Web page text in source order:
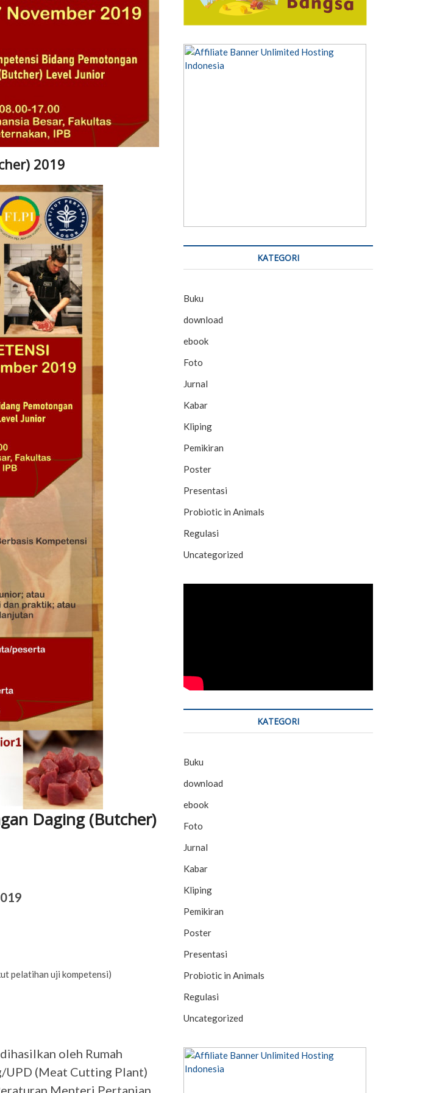
2019
Daging (Butcher)
pelatihan uji kompetensi)
oleh Rumah
UPD (Meat Cutting Plant)
Menteri Pertanian
KATEGORI
Buku
download
ebook
Foto
Jurnal
Kabar
Kliping
Pemikiran
Poster
Presentasi
Probiotic in Animals
Regulasi
Uncategorized
KATEGORI
Buku
download
ebook
Foto
Jurnal
Kabar
Kliping
Pemikiran
Poster
Presentasi
Probiotic in Animals
Regulasi
Uncategorized